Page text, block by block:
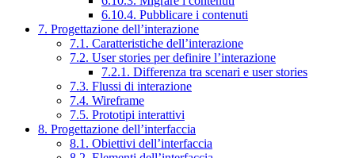
6.10.4. Pubblicare i contenuti
7. Progettazione dell’interazione
7.1. Caratteristiche dell’interazione
7.2. User stories per definire l’interazione
7.2.1. Differenza tra scenari e user stories
7.3. Flussi di interazione
7.4. Wireframe
7.5. Prototipi interattivi
8. Progettazione dell’interfaccia
8.1. Obiettivi dell’interfaccia